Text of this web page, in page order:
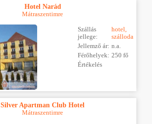
Hotel Narád
Mátraszentimre
Szállás
jellege:
hotel,
szálloda
Jellemző ár: n.a.
Férőhelyek: 250 fő
Értékelés
Silver Apartman Club Hotel
Mátraszentimre